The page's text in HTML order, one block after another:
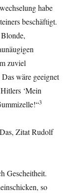
habe
beschäftigt.
zuviel
wäre geeignet
‘Mein
3
Zitat Rudolf
Gescheitheit.
so